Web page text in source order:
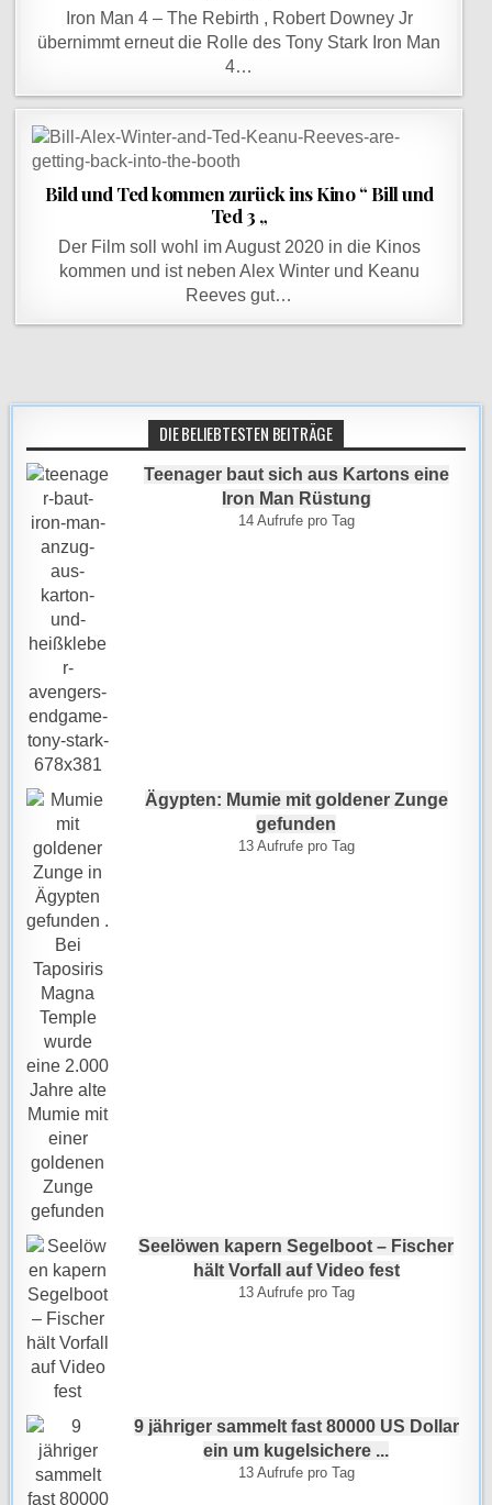
Iron Man 4 – The Rebirth , Robert Downey Jr
übernimmt erneut die Rolle des Tony Stark Iron Man
4…
Bild und Ted kommen zurück ins Kino “ Bill und
Ted 3 „
Der Film soll wohl im August 2020 in die Kinos
kommen und ist neben Alex Winter und Keanu
Reeves gut…
DIE BELIEBTESTEN BEITRÄGE
Teenager baut sich aus Kartons eine
Iron Man Rüstung
14 Aufrufe pro Tag
Ägypten: Mumie mit goldener Zunge
gefunden
13 Aufrufe pro Tag
Seelöwen kapern Segelboot – Fischer
hält Vorfall auf Video fest
13 Aufrufe pro Tag
9 jähriger sammelt fast 80000 US Dollar
ein um kugelsichere ...
13 Aufrufe pro Tag